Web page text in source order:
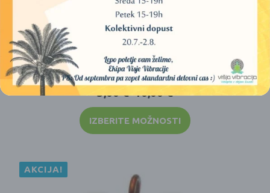
KRISTALI (ŽEPNI)
3,00€–10,00€
IZBERITE MOŽNOSTI
AKCIJA!